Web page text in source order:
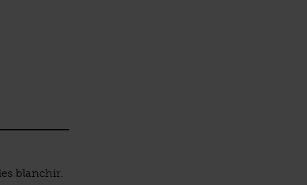
blanchir.